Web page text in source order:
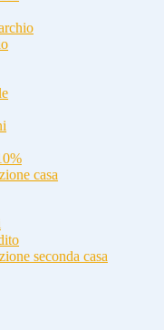
casa
seconda casa